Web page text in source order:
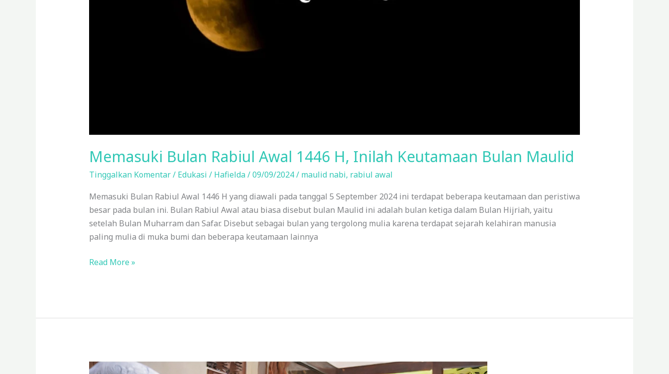
Memasuki Bulan Rabiul Awal 1446 H, Inilah Keutamaan Bulan Maulid
Tinggalkan Komentar/ Edukasi / Hafielda/09/09/2024/ maulid nabi, rabiul awal
Memasuki Bulan Rabiul Awal 1446 H yang diawali pada tanggal 5 September 2024 ini terdapat beberapa keutamaan dan peristiwa
besar pada bulan ini. Bulan Rabiul Awal atau biasa disebut bulan Maulid ini adalah bulan ketiga dalam Bulan Hijriah, yaitu
setelah Bulan Muharram dan Safar. Disebut sebagai bulan yang tergolong mulia karena terdapat sejarah kelahiran manusia
paling mulia di muka bumi dan beberapa keutamaan lainnya
Read More »
Niat